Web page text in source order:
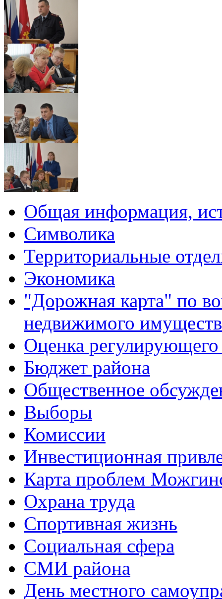
Общая информация,
Символика
Территориальные
Экономика
"Дорожная карта" по
недвижимого
Оценка регулирующего
Бюджет района
Общественное
Выборы
Комиссии
Инвестиционная
Карта проблем
Охрана труда
Спортивная жизнь
Социальная сфера
СМИ района
День местного